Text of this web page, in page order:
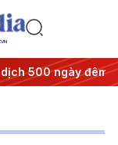
500 ngày đêm